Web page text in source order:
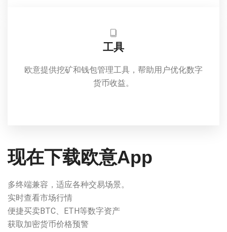
工具
欧意提供挖矿和钱包管理工具，帮助用户优化数字
货币收益。
现在下载欧意App
多终端兼容，适应各种交易场景。
实时查看市场行情
便捷买卖BTC、ETH等数字资产
获取加密货币价格预警